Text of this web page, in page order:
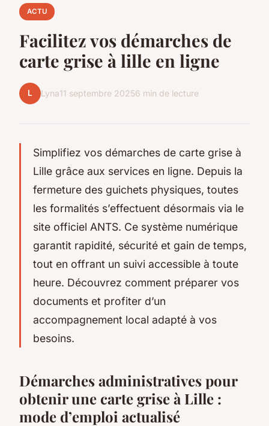
ACTU
Facilitez vos démarches de
carte grise à lille en ligne
L Lyna11 septembre 20256 min de lecture
Simplifiez vos démarches de carte grise à
Lille grâce aux services en ligne. Depuis la
fermeture des guichets physiques, toutes
les formalités s’effectuent désormais via le
site officiel ANTS. Ce système numérique
garantit rapidité, sécurité et gain de temps,
tout en offrant un suivi accessible à toute
heure. Découvrez comment préparer vos
documents et profiter d’un
accompagnement local adapté à vos
besoins.
Démarches administratives pour
obtenir une carte grise à Lille :
mode d’emploi actualisé